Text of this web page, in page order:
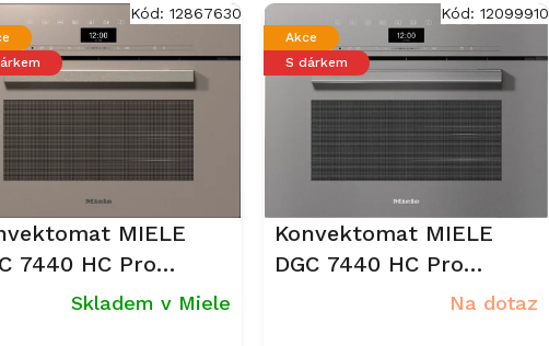
MIELE
7440 HC Pro
perleť
Skladem v Miele
Kód: 12867630
Akce
S dárkem
Konvektomat MIELE
DGC 7440 HC Pro
Na dotaz
Kód: 12099910